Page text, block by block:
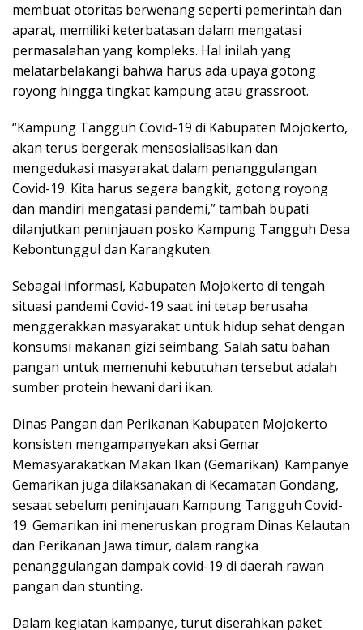
membuat otoritas berwenang seperti pemerintah dan
aparat, memiliki keterbatasan dalam mengatasi
permasalahan yang kompleks. Hal inilah yang
melatarbelakangi bahwa harus ada upaya gotong
royong hingga tingkat kampung atau grassroot.
“Kampung Tangguh Covid-19 di Kabupaten Mojokerto,
akan terus bergerak mensosialisasikan dan
mengedukasi masyarakat dalam penanggulangan
Covid-19. Kita harus segera bangkit, gotong royong
dan mandiri mengatasi pandemi,” tambah bupati
dilanjutkan peninjauan posko Kampung Tangguh Desa
Kebontunggul dan Karangkuten.
Sebagai informasi, Kabupaten Mojokerto di tengah
situasi pandemi Covid-19 saat ini tetap berusaha
menggerakkan masyarakat untuk hidup sehat dengan
konsumsi makanan gizi seimbang. Salah satu bahan
pangan untuk memenuhi kebutuhan tersebut adalah
sumber protein hewani dari ikan.
Dinas Pangan dan Perikanan Kabupaten Mojokerto
konsisten mengampanyekan aksi Gemar
Memasyarakatkan Makan Ikan (Gemarikan). Kampanye
Gemarikan juga dilaksanakan di Kecamatan Gondang,
sesaat sebelum peninjauan Kampung Tangguh Covid-
19. Gemarikan ini meneruskan program Dinas Kelautan
dan Perikanan Jawa timur, dalam rangka
penanggulangan dampak covid-19 di daerah rawan
pangan dan stunting.
Dalam kegiatan kampanye, turut diserahkan paket